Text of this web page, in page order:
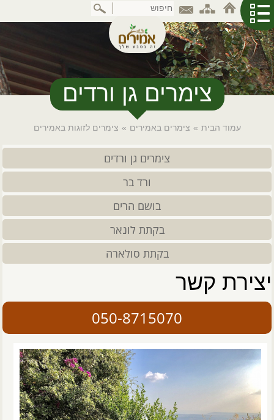
צימרים גן ורדים
עמוד הבית » צימרים באמירים » צימרים לזוגות באמירים
צימרים גן ורדים
ורד בר
בושם הרים
בקתת לונאר
בקתת סולארה
יצירת קשר
050-8715070